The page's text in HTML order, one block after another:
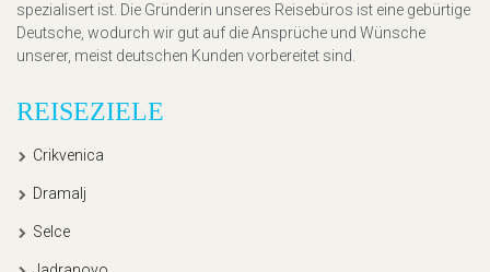
spezialisert ist. Die Gründerin unseres Reisebüros ist eine gebürtige
Deutsche, wodurch wir gut auf die Ansprüche und Wünsche
unserer, meist deutschen Kunden vorbereitet sind.
REISEZIELE
Crikvenica
Dramalj
Selce